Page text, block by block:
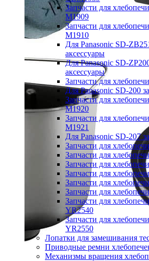
Запчасти для
M1909
Запчасти для
M1910
Для Panasonic SD-
аксессуары
Для Panasonic SD-
аксессуары
Запчасти для
Для Panasonic SD-200
Запчасти для
M1920
Запчасти для
M1921
Для Panasonic SD-207
Запчасти для
Запчасти для
Запчасти для
Запчасти для
Запчасти для
Запчасти для
Запчасти для
YR2540
Запчасти для
YR2550
Лопатки для замешивания
Приводные ремни
Механизмы вращения